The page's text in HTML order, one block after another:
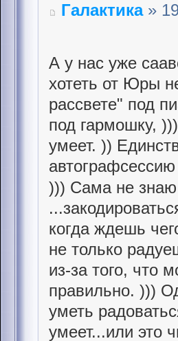
Галактика»
А у нас уже
хотеть от Юры
рассвете" под
под гармошку,
умеет. ))
))) Сама не знаю
когда ждешь
не только
из-за того, что
правильно. )))
уметь
умеет...или это